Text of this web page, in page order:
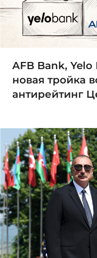
AFB Bank,
новая тройка
антирейтинг